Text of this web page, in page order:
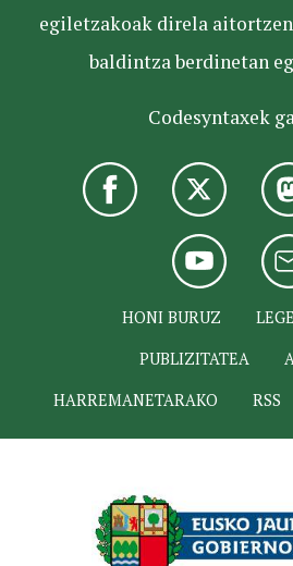
egiletzakoak direla
baldintza berdinetan
Codesyntaxek
HONI BURUZ
PUBLIZITATEA
HARREMANETARAKO
RSS